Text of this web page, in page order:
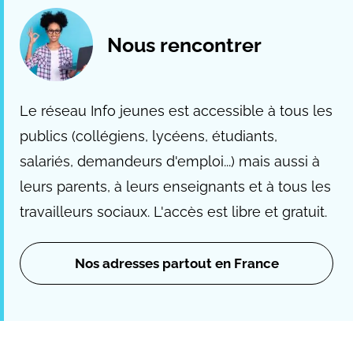
Nous rencontrer
Le réseau Info jeunes est accessible à tous les
publics (collégiens, lycéens, étudiants,
salariés, demandeurs d'emploi...) mais aussi à
leurs parents, à leurs enseignants et à tous les
travailleurs sociaux. L'accès est libre et gratuit.
Nos adresses partout en France